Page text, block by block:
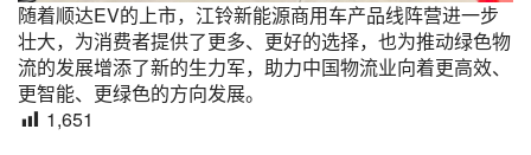
随着顺达EV的上市，江铃新能源商用车产品线阵营进一步
壮大，为消费者提供了更多、更好的选择，也为推动绿色物
流的发展增添了新的生力军，助力中国物流业向着更高效、
更智能、更绿色的方向发展。
1,651